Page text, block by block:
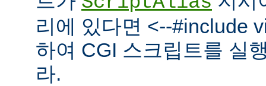
리에 있다면 <--#include
하여 CGI 스크립트를 실
라.